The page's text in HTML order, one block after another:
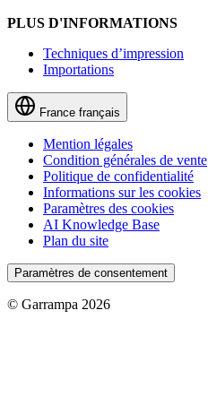
PLUS D'INFORMATIONS
Techniques d’impression
Importations
France français
Mention légales
Condition générales de vente
Politique de confidentialité
Informations sur les cookies
Paramètres des cookies
AI Knowledge Base
Plan du site
Paramètres de consentement
© Garrampa 2026